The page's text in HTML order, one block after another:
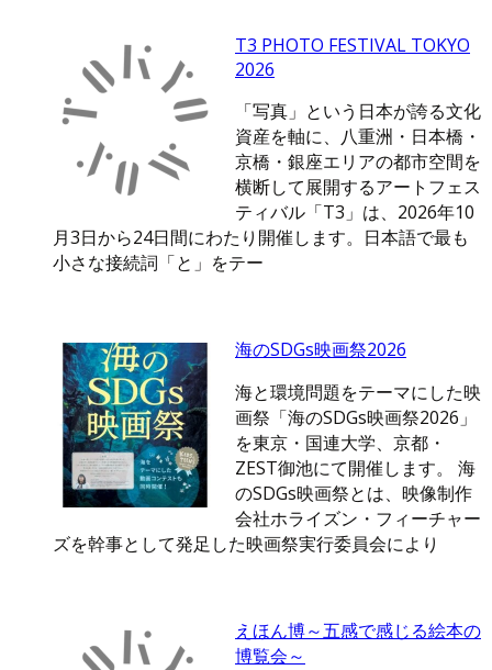
T3 PHOTO FESTIVAL TOKYO
2026
「写真」という日本が誇る文化
資産を軸に、八重洲・日本橋・
京橋・銀座エリアの都市空間を
横断して展開するアートフェス
ティバル「T3」は、2026年10
月3日から24日間にわたり開催します。日本語で最も
小さな接続詞「と」をテー
海のSDGs映画祭2026
海と環境問題をテーマにした映
画祭「海のSDGs映画祭2026」
を東京・国連大学、京都・
ZEST御池にて開催します。 海
のSDGs映画祭とは、映像制作
会社ホライズン・フィーチャー
ズを幹事として発足した映画祭実行委員会により
えほん博～五感で感じる絵本の
博覧会～